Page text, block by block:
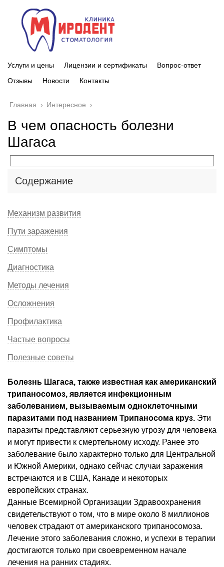
Услуги и цены Лицензии и сертификаты
Вопрос-ответ
Отзывы
Новости Контакты
Главная › Интересное ›
В чем опасность болезни
Шагаса
Содержание
Механизм развития
Пути заражения
Симптомы
Диагностика
Методы лечения
Осложнения
Профилактика
Частые вопросы
Полезные советы
Болезнь Шагаса, также известная как американский
трипаносомоз, является инфекционным
заболеванием, вызываемым одноклеточными
паразитами под названием Трипаносома круз. Эти
паразиты представляют серьезную угрозу для человека
и могут привести к смертельному исходу. Ранее это
заболевание было характерно только для Центральной
и Южной Америки, однако сейчас случаи заражения
встречаются и в США, Канаде и некоторых
европейских странах.
Данные Всемирной Организации Здравоохранения
свидетельствуют о том, что в мире около 8 миллионов
человек страдают от американского трипаносомоза.
Лечение этого заболевания сложно, и успехи в терапии
достигаются только при своевременном начале
лечения на ранних стадиях.